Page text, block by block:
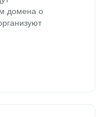
домена о